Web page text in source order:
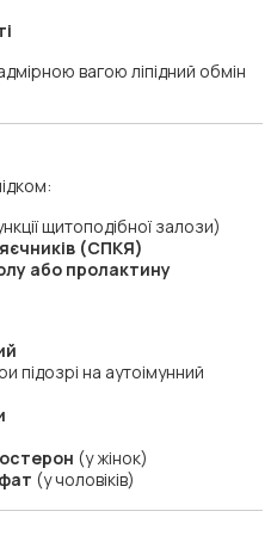
вагою ліпідний обмін
щитоподібної залози)
(СПКЯ)
або пролактину
підозрі на аутоімунний
(у жінок)
(у чоловіків)